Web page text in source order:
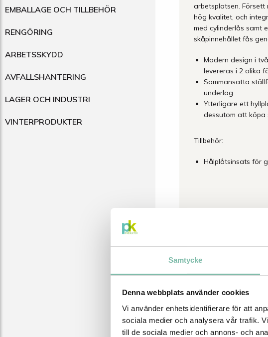
Samtycke
Denna webbplats använder cookies
Vi använder enhetsidentifierare för att
sociala medier och analysera vår trafik.
till de sociala medier och annons- och
EMBALLAGE OCH TILLBEHÖR
RENGÖRING
ARBETSSKYDD
AVFALLSHANTERING
LAGER OCH INDUSTRI
VINTERPRODUKTER
arbetsplatsen. Försett
hög kvalitet, och
med cylinderlås samt
skåpinnehållet fås
Modern design i
levereras i 2 olika
Sammansatta
underlag
Ytterligare ett
dessutom att köpa
Tillbehör:
Hålplåtsinsats för
Tipsa